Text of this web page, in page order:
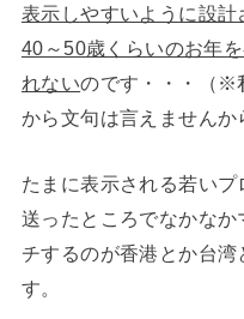
表示しやすいように設
40～50歳くらいのお年
れないのです・・・（※
から文句は言えませんか
たまに表示される若い
送ったところでなかな
チするのが香港とか台
す。